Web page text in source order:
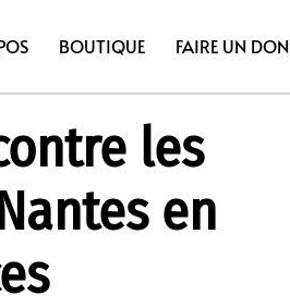
BOUTIQUE FAIRE UN DON
les
en